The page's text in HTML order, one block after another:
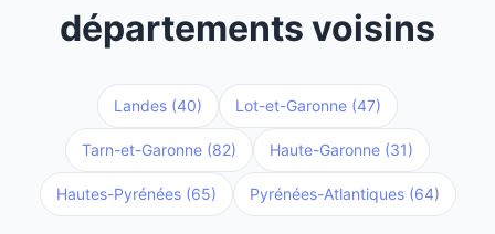
départements voisins
Landes (40) Lot-et-Garonne (47)
Tarn-et-Garonne (82) Haute-Garonne (31)
Hautes-Pyrénées (65) Pyrénées-Atlantiques (64)